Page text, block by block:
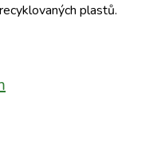
plastů.